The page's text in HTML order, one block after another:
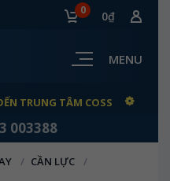
0 0₫
MENU
TRUNG TÂM COSS
003388
CẦN LỰC